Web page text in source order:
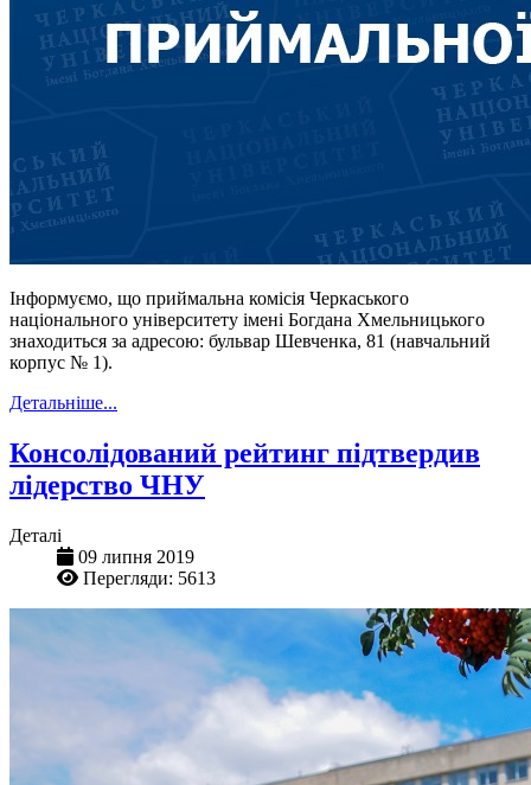
Інформуємо, що приймальна комісія Черкаського
національного університету імені Богдана Хмельницького
знаходиться за адресою: бульвар Шевченка, 81 (навчальний
корпус № 1).
Детальніше...
Консолідований рейтинг підтвердив
лідерство ЧНУ
Деталі
09 липня 2019
Перегляди: 5613